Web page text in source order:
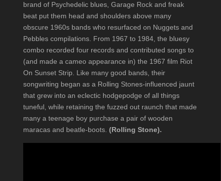
brand of Psychedelic blues, Garage Rock and freak
beat put them head and shoulders above many
obscure 1960s bands who resurfaced on Nuggets and
Pebbles compilations. From 1967 to 1984, the bluesy
combo recorded four records and contributed songs to
(and made a cameo appearance in) the 1967 film Riot
On Sunset Strip. Like many good bands, their
songwriting began as a Rolling Stones-influenced jaunt
that grew into an eclectic hodgepodge of all things
tuneful, while retaining the fuzzed out raunch that made
many a teenage boy purchase a pair of wooden
maracas and beatle-boots. (Rolling Stone).